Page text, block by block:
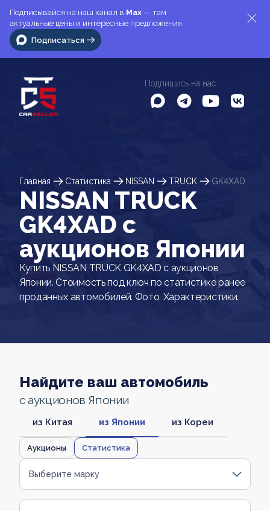
Подписывайся на наш канал в Max — там
актуальные цены и интересные предложения
Подписаться
Подпишись на нас
Главная Статистика NISSAN TRUCK GK4XAD
NISSAN TRUCK
GK4XAD c
аукционов Японии
Купить NISSAN TRUCK GK4XAD с аукционов
Японии. Стоимость под ключ по статистике ранее
проданных автомобилей. Фото. Характеристики.
Найдите ваш автомобиль
с аукционов Японии
из Китая из Японии из Кореи
Аукционы Статистика
Выберите марку